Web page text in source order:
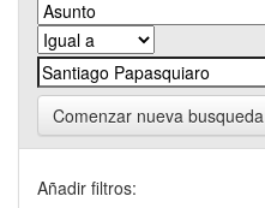
Comenzar nueva busqueda
Añadir filtros: